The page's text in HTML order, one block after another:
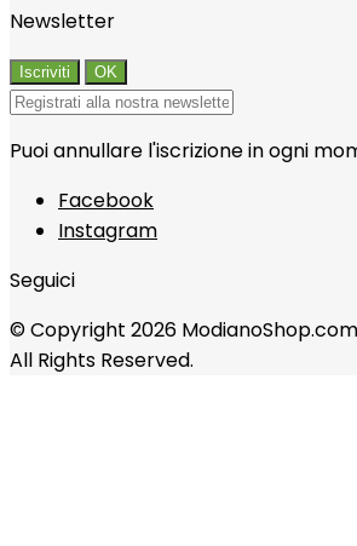
Newsletter
Puoi annullare l'iscrizione in ogni
Facebook
Instagram
Seguici
© Copyright 2026 ModianoShop.com
All Rights Reserved.